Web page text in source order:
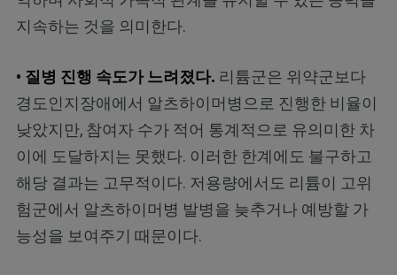
지속하는 것을 의미한다.
• 질병 진행 속도가 느려졌다. 리튬군은 위약군보다
경도인지장애에서 알츠하이머병으로 진행한 비율이
낮았지만, 참여자 수가 적어 통계적으로 유의미한 차
이에 도달하지는 못했다. 이러한 한계에도 불구하고
해당 결과는 고무적이다. 저용량에서도 리튬이 고위
험군에서 알츠하이머병 발병을 늦추거나 예방할 가
능성을 보여주기 때문이다.